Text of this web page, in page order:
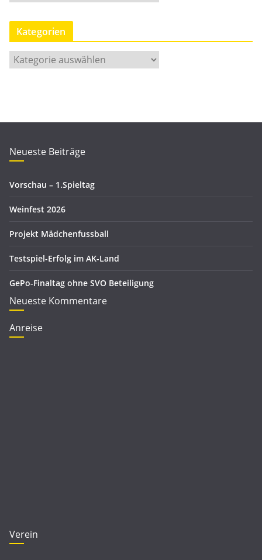
o
n
t
h
v
Kategorien
a
r
i
n
Neueste Beiträge
Vorschau – 1.Spieltag
Weinfest 2026
Projekt Mädchenfussball
Testspiel-Erfolg im AK-Land
GePo-Finaltag ohne SVO Beteiligung
Neueste Kommentare
Anreise
Verein